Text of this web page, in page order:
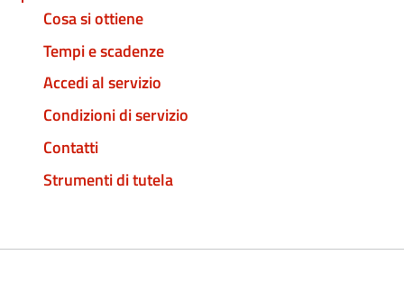
Cosa si ottiene
Tempi e scadenze
Accedi al servizio
Condizioni di servizio
Contatti
Strumenti di tutela